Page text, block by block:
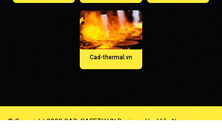
Cad-thermal.vn
© Copyright 2020CAD-SAFETY.VN.Designed byViễn Nam